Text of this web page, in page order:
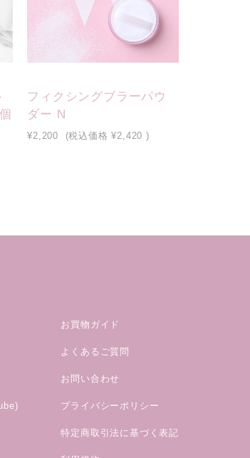
フィクシングブラーパウ
ダー N
¥2,200 (税込価格 ¥2,420 )
お買物ガイド
よくあるご質問
お問い合わせ
プライバシーポリシー
特定商取引法に基づく表記